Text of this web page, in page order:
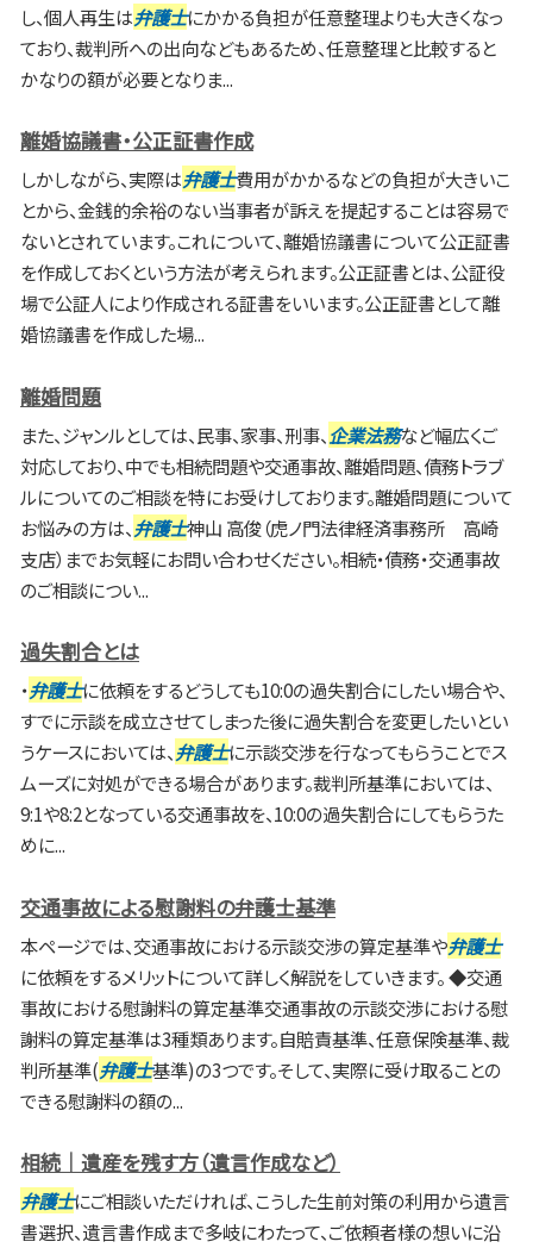
し、個人再生は弁護士にかかる負担が任意整理よりも大きくなっ
ており、裁判所への出向などもあるため、任意整理と比較すると
かなりの額が必要となりま...
離婚協議書・公正証書作成
しかしながら、実際は弁護士費用がかかるなどの負担が大きいこ
とから、金銭的余裕のない当事者が訴えを提起することは容易で
ないとされています。これについて、離婚協議書について公正証書
を作成しておくという方法が考えられます。公正証書とは、公証役
場で公証人により作成される証書をいいます。公正証書として離
婚協議書を作成した場...
離婚問題
また、ジャンルとしては、民事、家事、刑事、 企業法務など幅広くご
対応しており、中でも相続問題や交通事故、離婚問題、債務トラブ
ルについてのご相談を特にお受けしております。離婚問題について
お悩みの方は、 弁護士神山 高俊（虎ノ門法律経済事務所 高崎
支店）までお気軽にお問い合わせください。相続・債務・交通事故
のご相談につい...
過失割合とは
・弁護士に依頼をするどうしても10:0の過失割合にしたい場合や、
すでに示談を成立させてしまった後に過失割合を変更したいとい
うケースにおいては、弁護士に示談交渉を行なってもらうことでス
ムーズに対処ができる場合があります。裁判所基準においては、
9:1や8:2となっている交通事故を、10:0の過失割合にしてもらうた
めに...
交通事故による慰謝料の弁護士基準
本ページでは、交通事故における示談交渉の算定基準や弁護士
に依頼をするメリットについて詳しく解説をしていきます。 ◆交通
事故における慰謝料の算定基準交通事故の示談交渉における慰
謝料の算定基準は3種類あります。自賠責基準、任意保険基準、裁
判所基準(弁護士基準)の3つです。そして、実際に受け取ることの
できる慰謝料の額の...
相続｜遺産を残す方（遺言作成など）
弁護士にご相談いただければ、こうした生前対策の利用から遺言
書選択、遺言書作成まで多岐にわたって、ご依頼者様の想いに沿